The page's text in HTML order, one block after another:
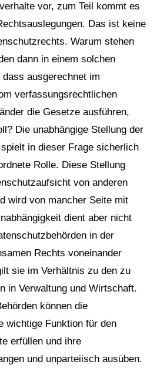
vor, zum Teil kommt es
Das ist keine
Warum stehen
dann in einem solchen
ausgerechnet im
verfassungsrechtlichen
die Gesetze ausführen,
Die unabhängige Stellung der
in dieser Frage sicherlich
Rolle. Diese Stellung
von anderen
wird von mancher Seite mit
dient aber nicht
in der
Rechts voneinander
sie im Verhältnis zu den zu
in Verwaltung und Wirtschaft.
können die
wichtige Funktion für den
erfüllen und ihre
und unparteiisch ausüben.